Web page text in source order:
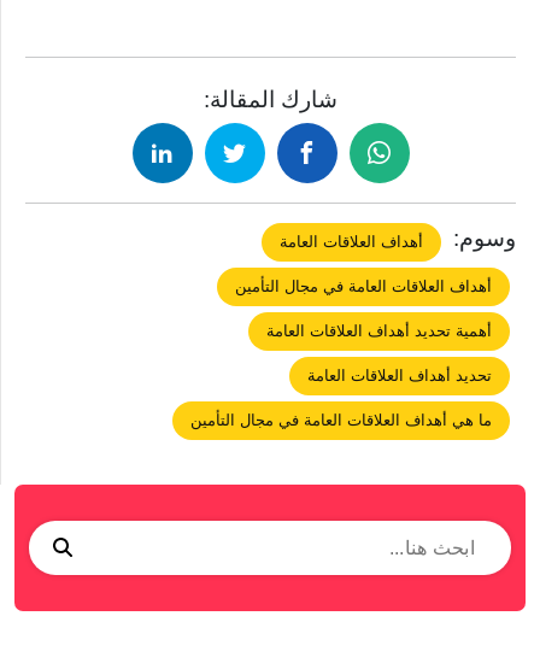
شارك المقالة:
وسوم: أهداف العلاقات العامة
أهداف العلاقات العامة في مجال التأمين
أهمية تحديد أهداف العلاقات العامة
تحديد أهداف العلاقات العامة
ما هي أهداف العلاقات العامة في مجال التأمين